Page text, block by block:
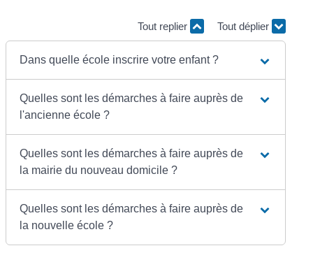
Tout replier Tout déplier
Dans quelle école inscrire votre enfant ?
Quelles sont les démarches à faire auprès de
l'ancienne école ?
Quelles sont les démarches à faire auprès de
la mairie du nouveau domicile ?
Quelles sont les démarches à faire auprès de
la nouvelle école ?